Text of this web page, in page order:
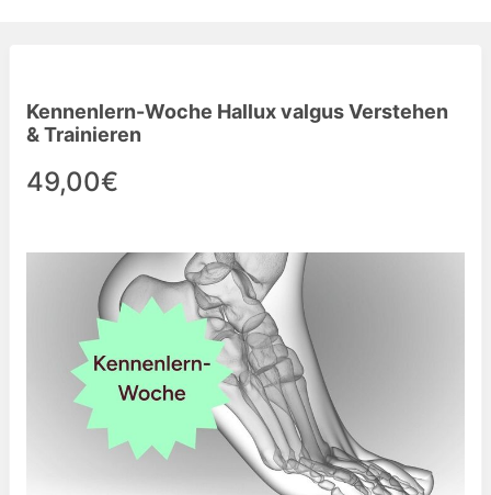
Kennenlern-Woche Hallux valgus Verstehen
& Trainieren
49,00€